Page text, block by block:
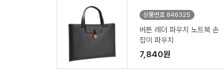
상품번호 846325
버튼 레더 파우치 노트북 손
잡이 파우치
7,840원